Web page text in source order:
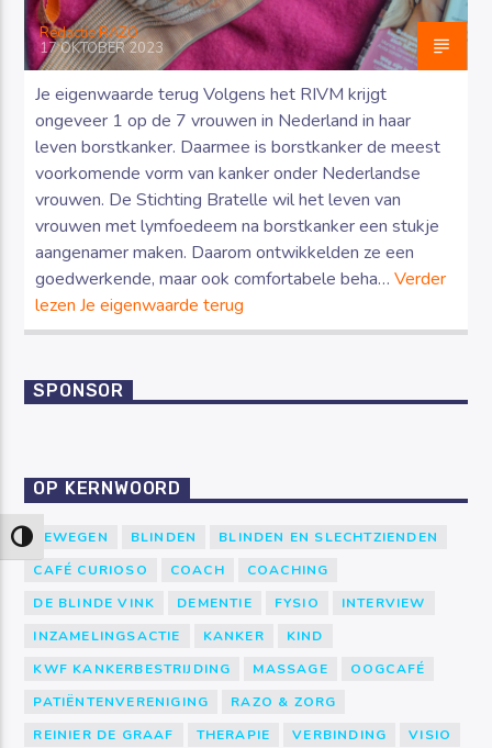
Keuze voor hoog contrast
Redactie RAZO
17 OKTOBER 2023
Je eigenwaarde terug Volgens het RIVM krijgt
ongeveer 1 op de 7 vrouwen in Nederland in haar
leven borstkanker. Daarmee is borstkanker de meest
voorkomende vorm van kanker onder Nederlandse
vrouwen. De Stichting Bratelle wil het leven van
vrouwen met lymfoedeem na borstkanker een stukje
aangenamer maken. Daarom ontwikkelden ze een
goedwerkende, maar ook comfortabele beha…Verder
lezen Je eigenwaarde terug
SPONSOR
OP KERNWOORD
BEWEGEN BLINDEN
BLINDEN EN SLECHTZIENDEN
CAFÉ CURIOSO
COACH
COACHING
DE BLINDE VINK
DEMENTIE FYSIO
INTERVIEW
INZAMELINGSACTIE
KANKER
KIND
KWF KANKERBESTRIJDING
MASSAGE
OOGCAFÉ
PATIËNTENVERENIGING
RAZO & ZORG
REINIER DE GRAAF
THERAPIE VERBINDING
VISIO